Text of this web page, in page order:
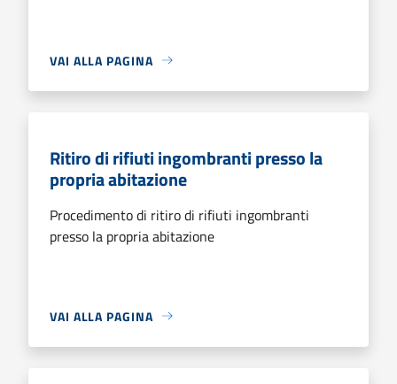
VAI ALLA PAGINA
Ritiro di rifiuti ingombranti presso la
propria abitazione
Procedimento di ritiro di rifiuti ingombranti
presso la propria abitazione
VAI ALLA PAGINA